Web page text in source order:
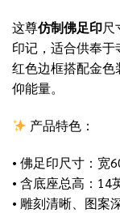
这尊仿制佛足印尺
印记，适合供奉于
红色边框搭配金
仰能量。
产品特色：
• 佛足印尺寸：宽
• 含底座总高：14
• 雕刻清晰、图案